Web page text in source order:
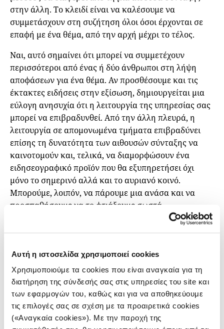
Αυτή η ιστοσελίδα χρησιμοποιεί cookies
Χρησιμοποιούμε τα cookies που είναι αναγκαία για τη
διατήρηση της σύνδεσής σας στις υπηρεσίες του site και
των εφαρμογών του, καθώς και για να αποθηκεύουμε
τις επιλογές σας σε σχέση με τα προαιρετικά cookies
(«Αναγκαία cookies»). Με την παροχή της
στην άλλη. Το κλειδί είναι να καλέσουμε να
συμμετάσχουν στη συζήτηση όλοι όσοι έρχονται σε
επαφή με ένα θέμα, από την αρχή μέχρι το τέλος.
Ναι, αυτό σημαίνει ότι μπορεί να συμμετέχουν
περισσότεροι από ένας ή δύο άνθρωποι στη λήψη
αποφάσεων για ένα θέμα. Αν προσθέσουμε και τις
έκτακτες ειδήσεις στην εξίσωση, δημιουργείται μια
εύλογη ανησυχία ότι η λειτουργία της υπηρεσίας σας
μπορεί να επιβραδυνθεί. Από την άλλη πλευρά, η
λειτουργία σε απομονωμένα τμήματα επιβραδύνει
επίσης τη δυνατότητα των αιθουσών σύνταξης να
καινοτομούν και, τελικά, να διαμορφώσουν ένα
ειδησεογραφικό προϊόν που θα εξυπηρετήσει όχι
μόνο το σημερινό αλλά και το αυριανό κοινό.
Μπορούμε, λοιπόν, να πάρουμε μια ανάσα και να
προσπαθήσουμε να το φτιάξουμε σωστά.
Όσο πιο γρήγορα αυτός ο στρατηγικός σχεδιασμός
τόσο πιο γρήγορα θα καταφέρουμε να
να καλύψουμε όσο το δυνατόν περισσότερες ανάγκες.
Αποκτήστε άνεση στο να εντάσσετε περισσότερες
φωνές στον κύκλο εμπιστοσύνης σας. Οι απόψεις
τους είναι πολύτιμες και θα σας οδηγήσουν σε πιο
έξυπνες αποφάσεις με μεγαλύτερο αντίκτυπο. Αυτό